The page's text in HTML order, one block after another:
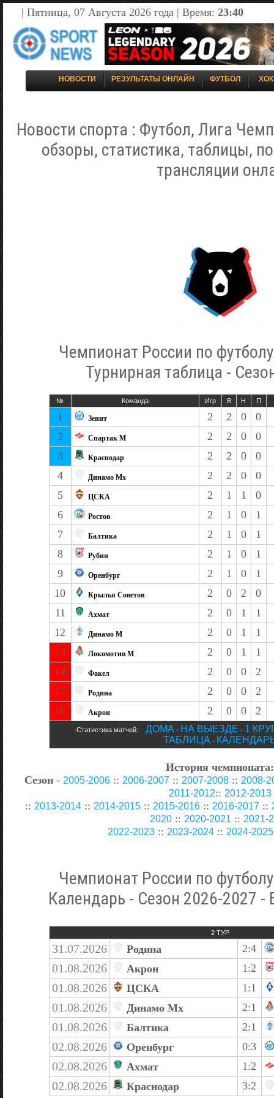
| Пятница, 07 Августа 2026 года | Время: 23:40
НОВОСТИ РЕЗУЛЬТАТЫ ОНЛАЙН ФУТБОЛ
Новости спорта : Футбол, Лига
обзоры, статистика, таблицы,
трансляции
Чемпионат России по
Турнирная таблица -
№ Команда Игр В Н П
1 Зенит 2 2 0
0
2
Спартак М 2 2 0
0
3
Краснодар 2 2 0
0
4
Динамо Мх 2 2 0
0
5
ЦСКА 2 1 1
0
6
Ростов 2 1 0
1
7
Балтика 2 1 0
1
8
Рубин 2 1 0
1
9
Оренбург 2 1 0
1
10
Крылья Советов 2 0 2
0
11
Ахмат 2 0 1
1
12
Динамо М 2 0 1
1
13
Локомотив М 2 0 1
1
14
Факел 2 0 0
2
15
Родина 2 0 0
2
16
Акрон 2 0 0 2
Статистика матчей: ДОМА - НА ВЫЕЗДЕ - 1
ТАБЛИЦА -
История чемпионата:
Сезон -2005-2006 ::2006-2007 ::2007-2008 ::2008-
2011-2012:: 2012-2013
:: 2013-2014 :: 2014-2015 :: 2015-2016 :: 2016-2017 ::
2020 :: 2020-2021 :: 2021-
2022-2023 :: 2023-2024 :: 2024-2025
Чемпионат России по
Календарь - Сезон 2026-2027
2 ТУР
31.07.2026 Родина 2:4
01.08.2026 Акрон 1:2
01.08.2026 ЦСКА 1:1
01.08.2026 Динамо Мх 2:1
01.08.2026 Балтика 2:1
02.08.2026 Оренбург 0:3
02.08.2026 Ахмат 1:2
02.08.2026 Краснодар 3:2